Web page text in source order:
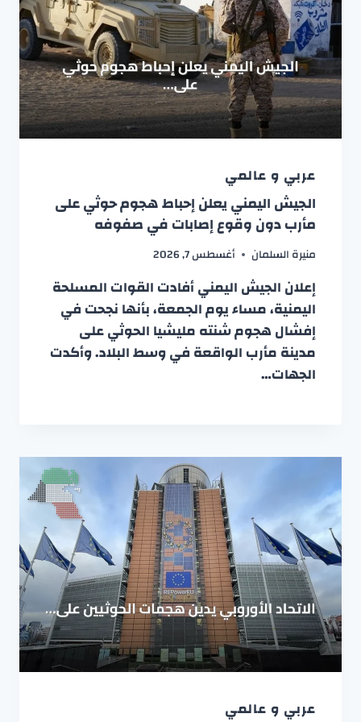
عربي و عالمي
الجيش اليمني يعلن إحباط هجوم حوثي على
مأرب دون وقوع إصابات في صفوفه
منيرة السلمان أغسطس 7, 2026
إعلان الجيش اليمني أفادت القوات المسلحة
اليمنية، مساء يوم الجمعة، بأنها نجحت في
إفشال هجوم شنته مليشيا الحوثي على
مدينة مأرب الواقعة في وسط البلاد. وأكدت
الجهات…
عربي و عالمي